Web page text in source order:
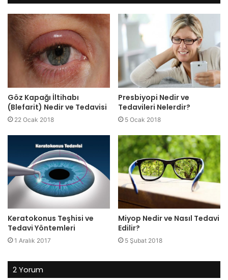
Göz Kapağı İltihabı
(Blefarit) Nedir ve Tedavisi
22 Ocak 2018
Presbiyopi Nedir ve
Tedavileri Nelerdir?
5 Ocak 2018
Keratokonus Teşhisi ve
Tedavi Yöntemleri
1 Aralık 2017
Miyop Nedir ve Nasıl Tedavi
Edilir?
5 Şubat 2018
2 Yorum